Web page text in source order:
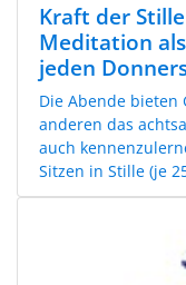
Kraft der
Meditation
jeden
Die Abende bieten
anderen das
auch
Sitzen in Stille (je